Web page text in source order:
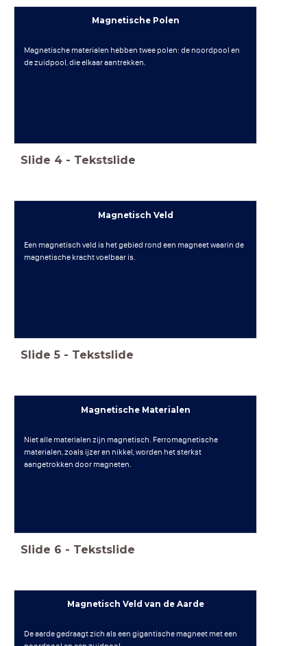
Magnetische Polen
Magnetische materialen hebben twee polen: de noordpool en
de zuidpool, die elkaar aantrekken.
Slide 4 - Tekstslide
Magnetisch Veld
Een magnetisch veld is het gebied rond een magneet waarin de
magnetische kracht voelbaar is.
Slide 5 - Tekstslide
Magnetische Materialen
Niet alle materialen zijn magnetisch. Ferromagnetische
materialen, zoals ijzer en nikkel, worden het sterkst
aangetrokken door magneten.
Slide 6 - Tekstslide
Magnetisch Veld van de Aarde
De aarde gedraagt zich als een gigantische magneet met een